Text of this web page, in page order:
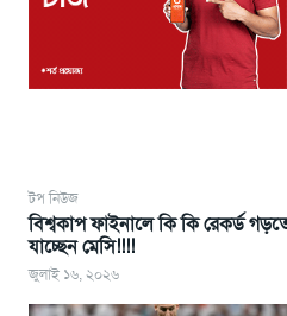
টপ নিউজ
বিশ্বকাপ ফাইনালে কি কি রেকর্ড
যাচ্ছেন মেসি!!!!
জুলাই ১৬, ২০২৬